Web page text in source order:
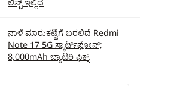
ನಾಳೆ ಮಾರುಕಟ್ಟೆಗೆ ಬರಲಿದೆ Redmi
Note 17 5G ಸ್ಮಾರ್ಟ್‌ಫೋನ್‌;
8,000mAh ಬ್ಯಾಟರಿ ಫಿಕ್ಸ್‌